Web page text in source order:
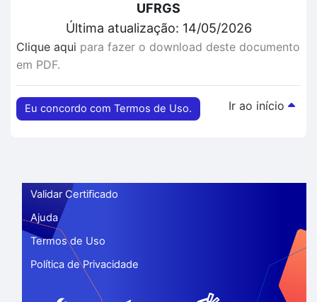
UFRGS
Última atualização: 14/05/2026
Clique aqui para fazer o download deste documento
em PDF.
Eu concordo com Termos de Uso. Ir ao início
Validar Certificado
Ajuda
Termos de Uso
Política de Privacidade